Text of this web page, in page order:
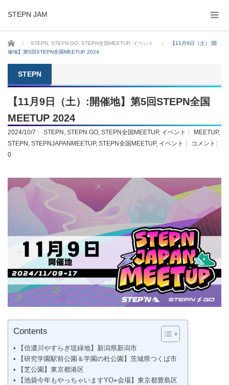
STEPN JAM
ホーム STEPN STEPN GO STEPN全国MEETUP イベント
【11月9日（土）:開
催地】第5回STEPN全国MEETUP 2024
STEPN
【11月9日（土）:開催地】第5回STEPN全国
MEETUP 2024
2024/10/7 STEPN , STEPN GO, STEPN全国MEETUP, イベント MEETUP,
STEPN , STEPNJAPANMEETUP, STEPN全国MEETUP, イベント
コメント:
0
Contents
【信濃川やすらぎ堤緑地】新潟県新潟市
【研究学園駅前公園＆学園の杜公園】茨城県つくば市
【芝公園】東京都港区
【池袋今年もやっちゃいますYO⭐︎会場】東京都豊島区